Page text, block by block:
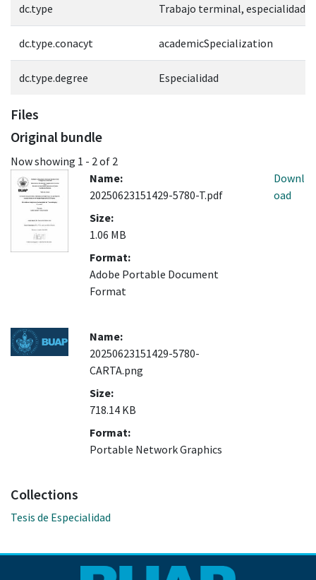
dc.type Trabajo terminal, especialidad
dc.type.conacyt academicSpecialization
dc.type.degree Especialidad
Files
Original bundle
Now showing 1 - 2 of 2
Name:
20250623151429-5780-T.pdf
Size:
1.06 MB
Format:
Adobe Portable Document
Format
Downl
oad
Name:
20250623151429-5780-
CARTA.png
Size:
718.14 KB
Format:
Portable Network Graphics
Collections
Tesis de Especialidad